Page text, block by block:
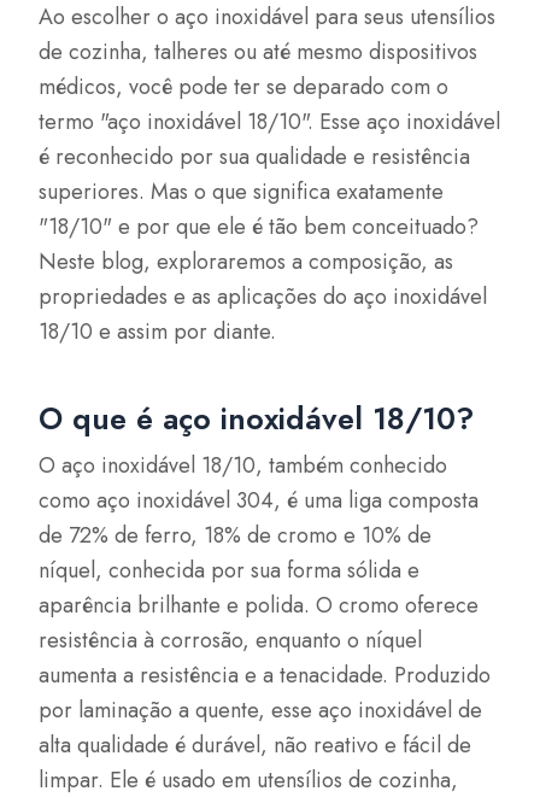
Ao escolher o aço inoxidável para seus utensílios
de cozinha, talheres ou até mesmo dispositivos
médicos, você pode ter se deparado com o
termo "aço inoxidável 18/10". Esse aço inoxidável
é reconhecido por sua qualidade e resistência
superiores. Mas o que significa exatamente
"18/10" e por que ele é tão bem conceituado?
Neste blog, exploraremos a composição, as
propriedades e as aplicações do aço inoxidável
18/10 e assim por diante.
O que é aço inoxidável 18/10?
O aço inoxidável 18/10, também conhecido
como aço inoxidável 304, é uma liga composta
de 72% de ferro, 18% de cromo e 10% de
níquel, conhecida por sua forma sólida e
aparência brilhante e polida. O cromo oferece
resistência à corrosão, enquanto o níquel
aumenta a resistência e a tenacidade. Produzido
por laminação a quente, esse aço inoxidável de
alta qualidade é durável, não reativo e fácil de
limpar. Ele é usado em utensílios de cozinha,